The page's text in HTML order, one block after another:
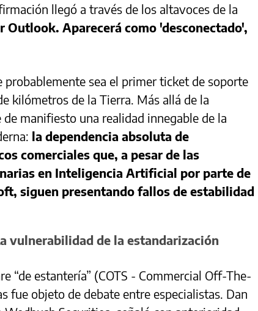
llegó a través de los altavoces de la
Outlook. Aparecerá como 'desconectado',
probablemente sea el primer ticket de soporte
kilómetros de la Tierra. Más allá de la
de manifiesto una realidad innegable de la
la dependencia absoluta de
comerciales que, a pesar de las
en Inteligencia Artificial por parte de
siguen presentando fallos de estabilidad
vulnerabilidad de la estandarización
“de estantería” (COTS - Commercial Off-The-
fue objeto de debate entre especialistas. Dan